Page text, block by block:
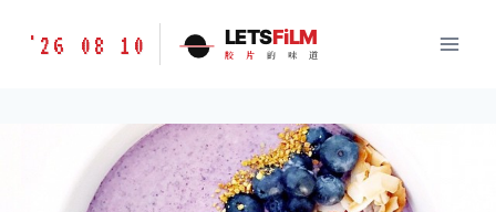
胶
LETSFILM
'26 08 10 LETSFiLM
胶 片 的 味 道